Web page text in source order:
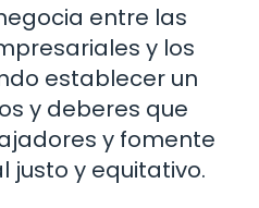
entre las
y los
establecer un
y deberes que
y fomente
justo y equitativo.